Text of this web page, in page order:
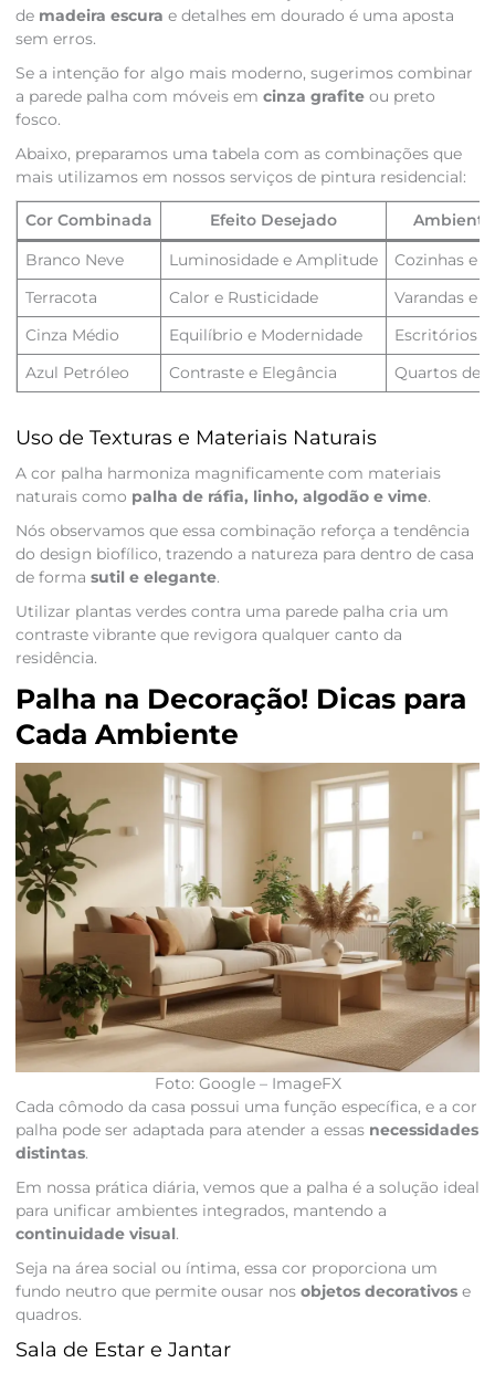
de madeira escura e detalhes em dourado é uma aposta
sem erros.
Se a intenção for algo mais moderno, sugerimos combinar
a parede palha com móveis em cinza grafiteou preto
fosco.
Abaixo, preparamos uma tabela com as combinações que
mais utilizamos em nossos serviços de pintura residencial:
Cor Combinada Efeito Desejado
Branco Neve Luminosidade e Amplitude Cozinhas e
Terracota Calor e Rusticidade Varandas e
Cinza Médio Equilíbrio e Modernidade Escritórios
Azul Petróleo Contraste e Elegância Quartos de
Uso de Texturas e Materiais Naturais
A cor palha harmoniza magnificamente com materiais
naturais como palha de ráfia, linho, algodão e vime.
Nós observamos que essa combinação reforça a tendência
do design biofílico, trazendo a natureza para dentro de casa
de forma sutil e elegante.
Utilizar plantas verdes contra uma parede palha cria um
contraste vibrante que revigora qualquer canto da
residência.
Palha na Decoração! Dicas para
Cada Ambiente
Foto: Google – ImageFX
Cada cômodo da casa possui uma função específica, e a cor
palha pode ser adaptada para atender a essas necessidades
distintas.
Em nossa prática diária, vemos que a palha é a solução ideal
para unificar ambientes integrados, mantendo a
continuidade visual.
Seja na área social ou íntima, essa cor proporciona um
fundo neutro que permite ousar nos objetos decorativose
quadros.
Sala de Estar e Jantar